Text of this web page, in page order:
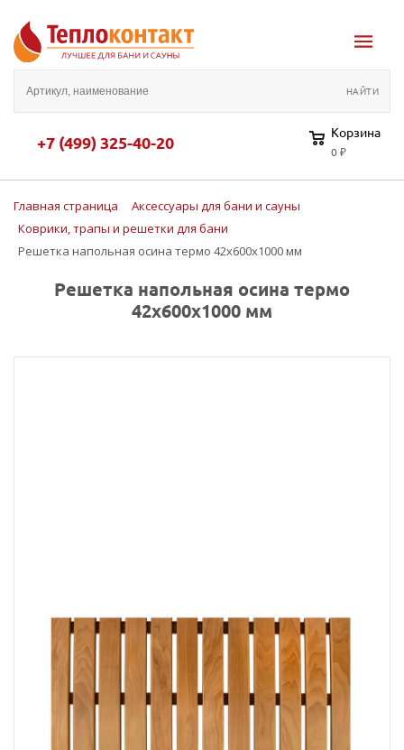
+7 (499) 325-40-20 Корзина
0 ₽
Главная страница
Аксессуары для бани и сауны
Коврики, трапы и решетки для бани
Решетка напольная осина термо 42х600х1000 мм
Решетка напольная осина термо
42х600х1000 мм